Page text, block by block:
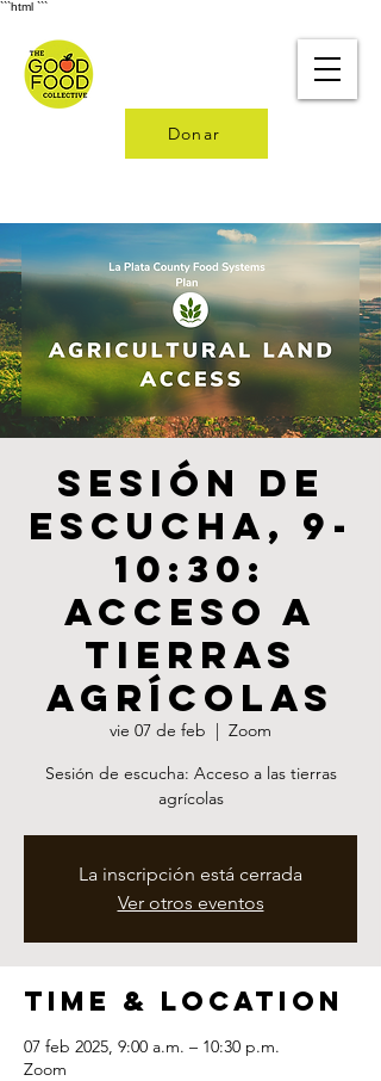
```html ```
Donar
Sesión de
escucha, 9-
10:30:
Acceso a
tierras
agrícolas
vie 07 de feb
  |
Zoom
Sesión de escucha: Acceso a las tierras
agrícolas
La inscripción está cerrada
Ver otros eventos
Time & Location
07 feb 2025, 9:00 a.m. – 10:30 p.m.
Zoom